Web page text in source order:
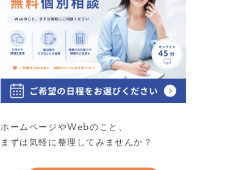
ホームページやWebのこと、
まずは気軽に整理してみませんか？